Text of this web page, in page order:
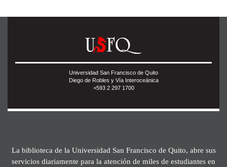
Universidad San Francisco de Quito
Diego de Robles y Vía Interoceánica
+593 2 297 1700
La biblioteca de la Universidad San Francisco de Quito, abre sus
servicios diariamente para la atención de miles de estudiantes en